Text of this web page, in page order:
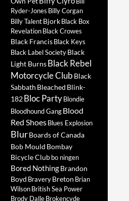
Ryder-Jones Billy Corgan
Billy TalentBjorkBlack Box
RevelationBlack Crowes
Black FrancisBlack Keys
Black Label SocietyBlack
Light Burns Black Rebel
Motorcycle Club Black
Sabbath Bleached Blink-
182 Bloc PartyBlondie
Bloodhound GangBlood
Red ShoesBlues Explosion
BlurBoards of Canada
Bob Mould Bombay
Bicycle Clubbo ningen
Bored NothingBrandon
Boyd BraveryBreton Brian
WilsonBritish Sea Power
Brody DalleBrokencyde